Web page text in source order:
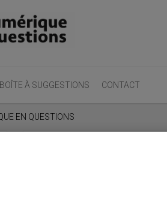
BOÎTE À SUGGESTIONS CONTACT
EN QUESTIONS